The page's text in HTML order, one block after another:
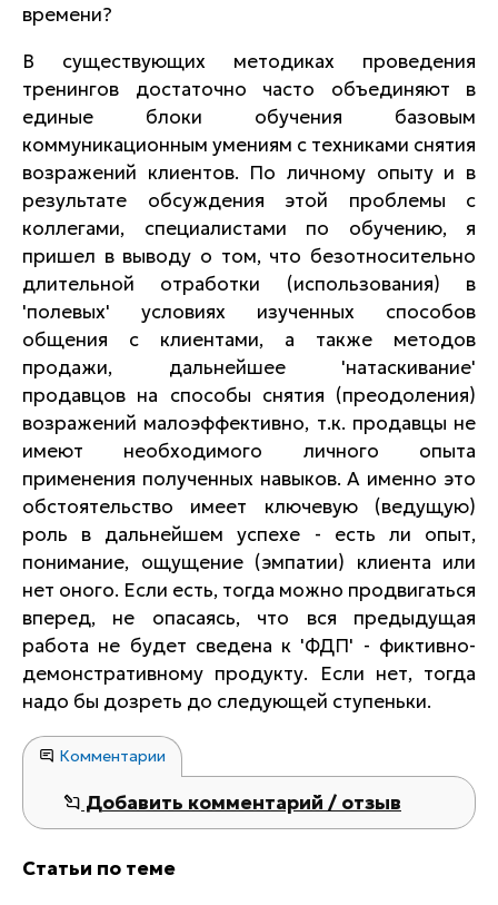
времени?
В существующих методиках проведения
тренингов достаточно часто объединяют в
единые блоки обучения базовым
коммуникационным умениям с техниками снятия
возражений клиентов. По личному опыту и в
результате обсуждения этой проблемы с
коллегами, специалистами по обучению, я
пришел в выводу о том, что безотносительно
длительной отработки (использования) в
'полевых' условиях изученных способов
общения с клиентами, а также методов
продажи, дальнейшее 'натаскивание'
продавцов на способы снятия (преодоления)
возражений малоэффективно, т.к. продавцы не
имеют необходимого личного опыта
применения полученных навыков. А именно это
обстоятельство имеет ключевую (ведущую)
роль в дальнейшем успехе - есть ли опыт,
понимание, ощущение (эмпатии) клиента или
нет оного. Если есть, тогда можно продвигаться
вперед, не опасаясь, что вся предыдущая
работа не будет сведена к 'ФДП' - фиктивно-
демонстративному продукту. Если нет, тогда
надо бы дозреть до следующей ступеньки.
Комментарии
Добавить комментарий / отзыв
Статьи по теме